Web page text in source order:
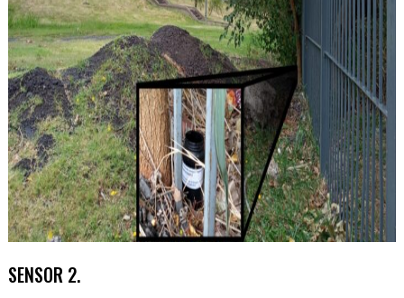
SENSOR 2.